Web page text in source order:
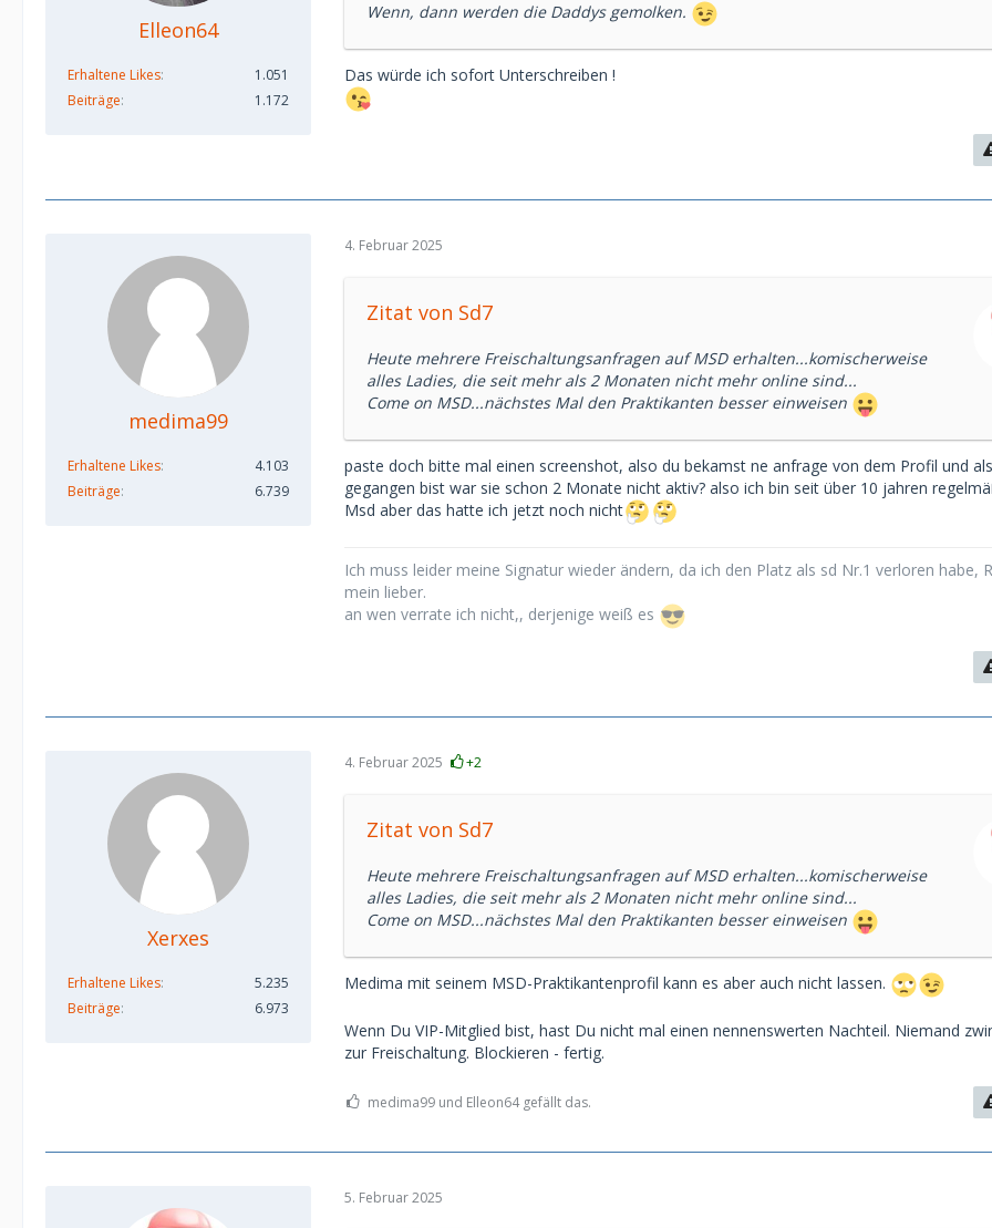
Elleon64
Erhaltene Likes
1.051
Beiträge
1.172
Wenn, dann werden die Daddys gemolken.
Das würde ich sofort Unterschreiben !
medima99
Erhaltene Likes
4.103
Beiträge
6.739
4. Februar 2025
Zitat von Sd7
Heute mehrere Freischaltungsanfragen auf MSD erhalten...komischerweise
alles Ladies, die seit mehr als 2 Monaten nicht mehr online sind...
Come on MSD...nächstes Mal den Praktikanten besser einweisen
paste doch bitte mal einen screenshot, also du bekamst ne anfrage von dem Profil und
gegangen bist war sie schon 2 Monate nicht aktiv? also ich bin seit über 10 jahren
Msd aber das hatte ich jetzt noch nicht
Ich muss leider meine Signatur wieder ändern, da ich den Platz als sd Nr.1 verloren habe,
mein lieber.
an wen verrate ich nicht,, derjenige weiß es
Xerxes
Erhaltene Likes
5.235
Beiträge
6.973
4. Februar 2025 +2
Zitat von Sd7
Heute mehrere Freischaltungsanfragen auf MSD erhalten...komischerweise
alles Ladies, die seit mehr als 2 Monaten nicht mehr online sind...
Come on MSD...nächstes Mal den Praktikanten besser einweisen
Medima mit seinem MSD-Praktikantenprofil kann es aber auch nicht lassen.
Wenn Du VIP-Mitglied bist, hast Du nicht mal einen nennenswerten Nachteil. Niemand
zur Freischaltung. Blockieren - fertig.
medima99 und Elleon64 gefällt das.
5. Februar 2025